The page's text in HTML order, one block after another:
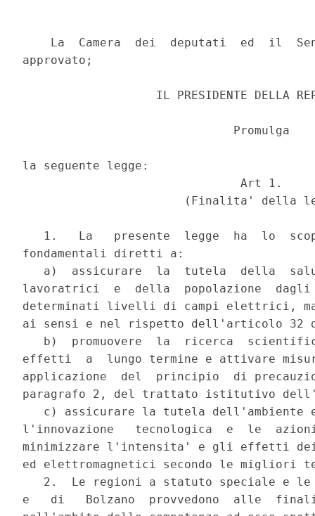
La  Camera  dei  deputati  ed  il
approvato;
IL PRESIDENTE DELLA
                              Promulga
la seguente legge:
                               Art 1.
(Finalita' della
1.   La   presente  legge  ha  lo
fondamentali diretti a:
a)  assicurare  la  tutela  della
lavoratrici  e  della  popolazione
determinati livelli di campi elettrici,
ai sensi e nel rispetto dell'articolo 32
b)  promuovere  la  ricerca
effetti  a  lungo termine e attivare
applicazione  del  principio  di
paragrafo 2, del trattato istitutivo
c) assicurare la tutela dell'ambiente
l'innovazione   tecnologica  e  le
minimizzare l'intensita' e gli effetti
ed elettromagnetici secondo le migliori
2.  Le regioni a statuto speciale e
e   di   Bolzano  provvedono  alle